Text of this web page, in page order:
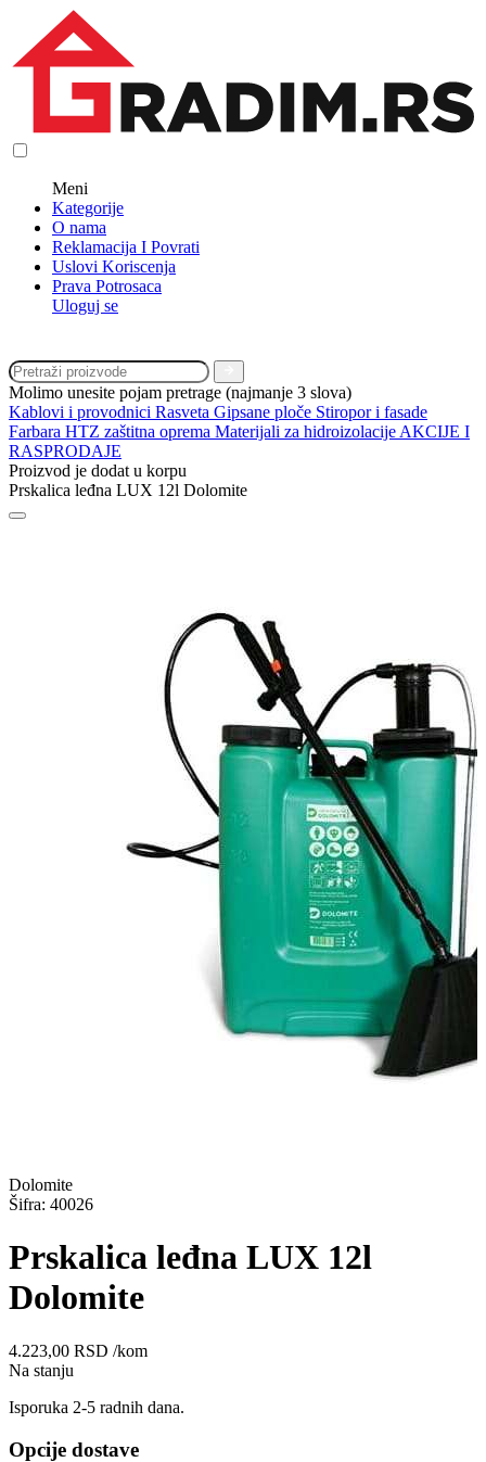
Meni
Kategorije
O nama
Reklamacija I Povrati
Uslovi Koriscenja
Prava Potrosaca
Uloguj se
Molimo unesite pojam pretrage (najmanje 3 slova)
Kablovi i provodnici Rasveta Gipsane ploče Stiropor i fasade
Farbara HTZ zaštitna oprema Materijali za hidroizolacije AKCIJE I
RASPRODAJE
Proizvod je dodat u korpu
Prskalica leđna LUX 12l Dolomite
Dolomite
Šifra: 40026
Prskalica leđna LUX 12l
Dolomite
4.223,00 RSD /kom
Na stanju
Isporuka 2-5 radnih dana.
Opcije dostave